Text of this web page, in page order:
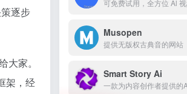
逐步
家。
架，经
Musopen
提供无版权古典音的网站
Smart Story Ai